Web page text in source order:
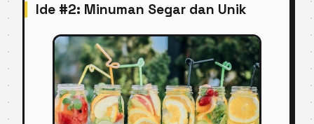
Ide #2: Minuman Segar dan Unik